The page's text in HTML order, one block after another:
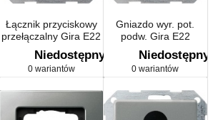
Łącznik przyciskowy
przełączalny Gira E22
naturalny stalowy
Niedostępny
0 wariantów
Gniazdo wyr. pot.
podw. Gira E22
naturalny stalowy
Niedostępny
0 wariantów